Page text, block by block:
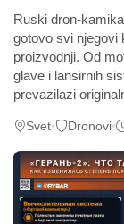
Ruski dron-
gotovo svi njegovi
proizvodnji. Od
glave i lansirnih
prevazilazi
Svet• Dronovi•